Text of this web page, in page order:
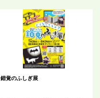
錯覚のふしぎ展